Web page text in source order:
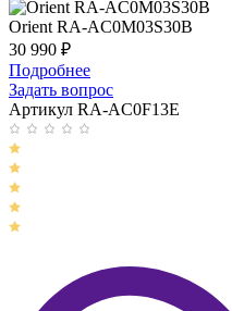
Orient RA-AC0M03S30B
30 990 ₽
Подробнее
Задать вопрос
Артикул RA-AC0F13E